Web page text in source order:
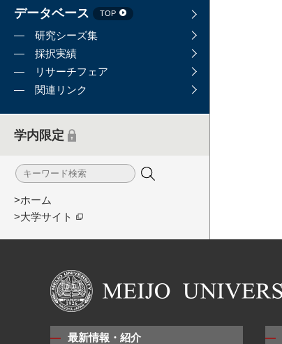
データベース TOP
研究シーズ集
採択実績
リサーチフェア
関連リンク
学内限定
>ホーム
>大学サイト
最新情報・紹介